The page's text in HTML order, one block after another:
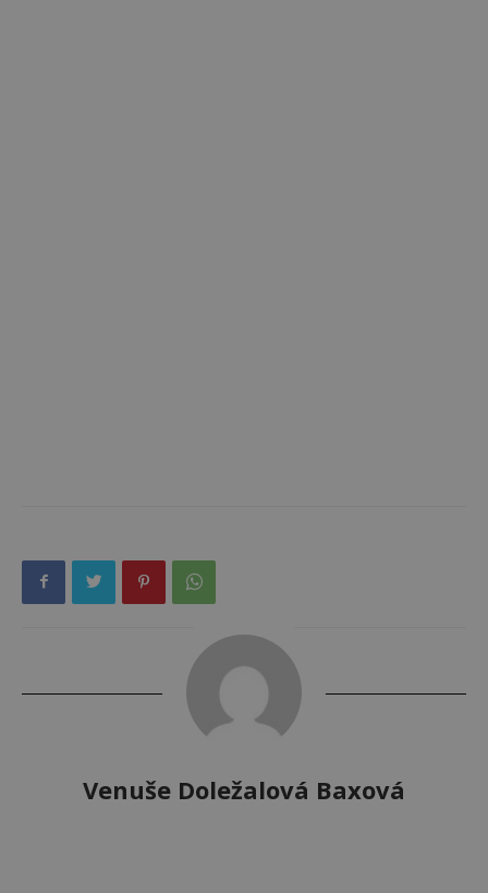
Venuše Doležalová Baxová